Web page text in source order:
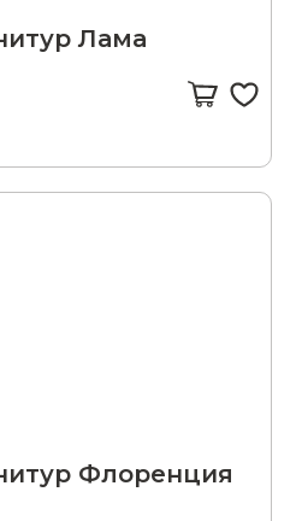
Лама
Флоренция